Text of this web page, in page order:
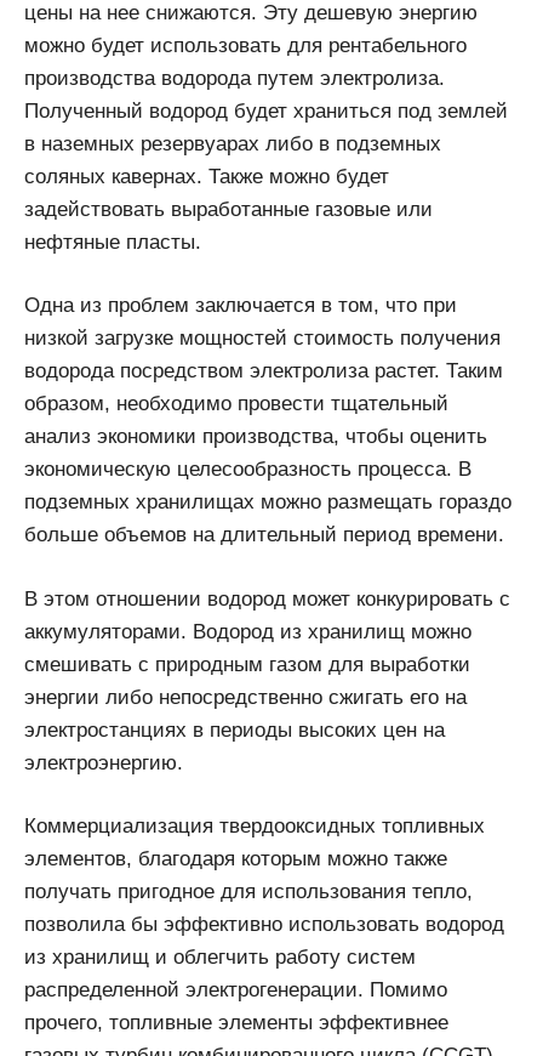
цены на нее снижаются. Эту дешевую энергию
можно будет использовать для рентабельного
производства водорода путем электролиза.
Полученный водород будет храниться под землей
в наземных резервуарах либо в подземных
соляных кавернах. Также можно будет
задействовать выработанные газовые или
нефтяные пласты.
Одна из проблем заключается в том, что при
низкой загрузке мощностей стоимость получения
водорода посредством электролиза растет. Таким
образом, необходимо провести тщательный
анализ экономики производства, чтобы оценить
экономическую целесообразность процесса. В
подземных хранилищах можно размещать гораздо
больше объемов на длительный период времени.
В этом отношении водород может конкурировать с
аккумуляторами. Водород из хранилищ можно
смешивать с природным газом для выработки
энергии либо непосредственно сжигать его на
электростанциях в периоды высоких цен на
электроэнергию.
Коммерциализация твердооксидных топливных
элементов, благодаря которым можно также
получать пригодное для использования тепло,
позволила бы эффективно использовать водород
из хранилищ и облегчить работу систем
распределенной электрогенерации. Помимо
прочего, топливные элементы эффективнее